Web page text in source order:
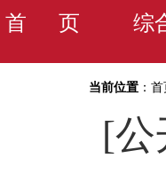
首 页 综
当前位置 ： 首
[公